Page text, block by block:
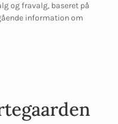
og fravalg, baseret på
information om